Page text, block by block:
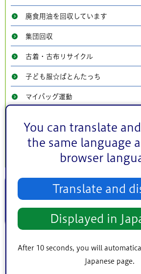
You can translate
the same language
browser
Translate and
Displayed in
After 10 seconds, you will
Japanese page.
廃食用油を回収しています
集団回収
古着・古布リサイクル
子ども服☆ばとんたっち
マイバッグ運動
誰でもできる3R活動
生ごみリサイクル
ごみを出す前にリユースしませんか？